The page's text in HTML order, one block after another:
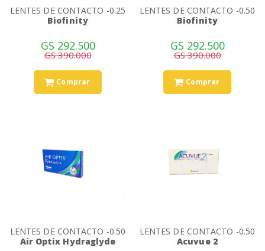
LENTES DE CONTACTO -0.25
Biofinity
GS 292.500
GS 390.000
Comprar
LENTES DE CONTACTO -0.50
Biofinity
GS 292.500
GS 390.000
Comprar
LENTES DE CONTACTO -0.50
Air Optix Hydraglyde
LENTES DE CONTACTO -0.50
Acuvue 2